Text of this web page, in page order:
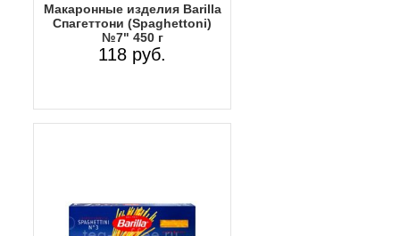
Макаронные изделия Barilla
Спагеттони (Spaghettoni)
№7" 450 г
118 руб.